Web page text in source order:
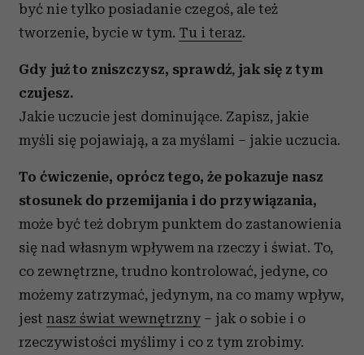
być nie tylko posiadanie czegoś, ale też
tworzenie, bycie w tym. Tu i teraz.
Gdy już to zniszczysz, sprawdź, jak się z tym
czujesz.
Jakie uczucie jest dominujące. Zapisz, jakie
myśli się pojawiają, a za myślami – jakie uczucia.
To ćwiczenie, oprócz tego, że pokazuje nasz
stosunek do przemijania i do przywiązania,
może być też dobrym punktem do zastanowienia
się nad własnym wpływem na rzeczy i świat. To,
co zewnętrzne, trudno kontrolować, jedyne, co
możemy zatrzymać, jedynym, na co mamy wpływ,
jest nasz świat wewnętrzny – jak o sobie i o
rzeczywistości myślimy i co z tym zrobimy.